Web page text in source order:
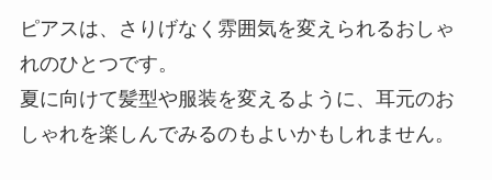
ピアスは、さりげなく雰囲気を変えられるおしゃ
れのひとつです。
夏に向けて髪型や服装を変えるように、耳元のお
しゃれを楽しんでみるのもよいかもしれません。